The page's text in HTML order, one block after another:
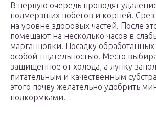
В первую очередь проводят
подмерзших побегов и корней. Срез
на уровне здоровых частей. После
помещают на несколько часов в
марганцовки. Посадку обработанных
особой тщательностью. Место
защищенное от холода, а лунку
питательным и качественным
этого почву желательно удобрить
подкормками.